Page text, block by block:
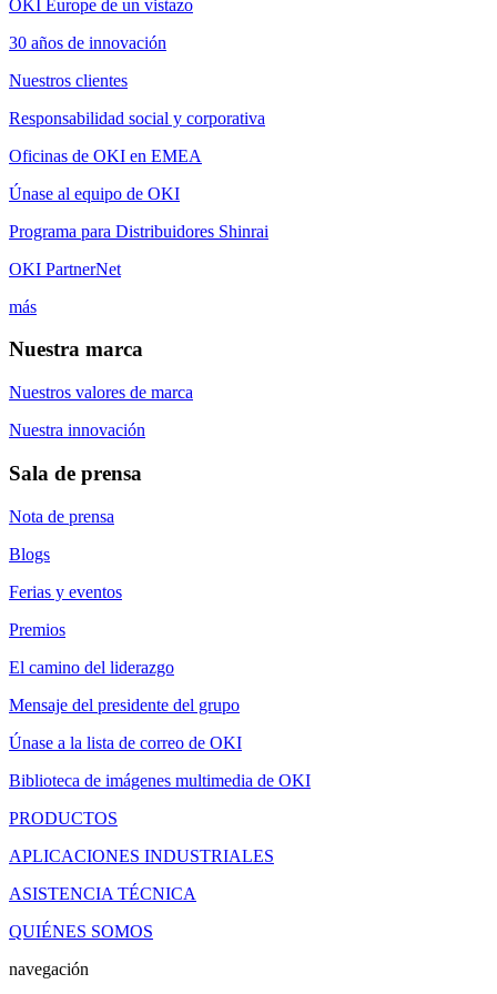
OKI Europe de un vistazo
30 años de innovación
Nuestros clientes
Responsabilidad social y corporativa
Oficinas de OKI en EMEA
Únase al equipo de OKI
Programa para Distribuidores Shinrai
OKI PartnerNet
más
Nuestra marca
Nuestros valores de marca
Nuestra innovación
Sala de prensa
Nota de prensa
Blogs
Ferias y eventos
Premios
El camino del liderazgo
Mensaje del presidente del grupo
Únase a la lista de correo de OKI
Biblioteca de imágenes multimedia de OKI
PRODUCTOS
APLICACIONES INDUSTRIALES
ASISTENCIA TÉCNICA
QUIÉNES SOMOS
navegación